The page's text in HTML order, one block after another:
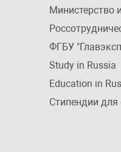
Министерство
ФГБУ
Study in Russia
Education in
Стипендии